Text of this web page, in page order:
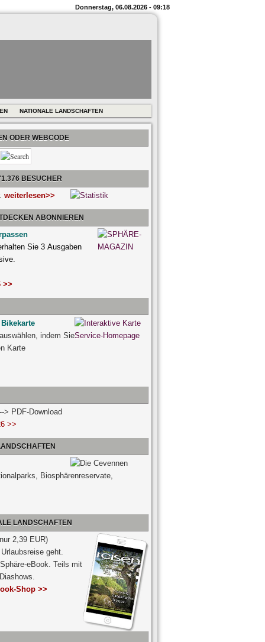
Donnerstag, 06.08.2026 - 09:18
NATIONALE LANDSCHAFTEN
ODER WEBCODE
BESUCHER
weiterlesen>>
ABONNIEREN
Sie 3 Ausgaben
>>
indem Sie
Karte
> PDF-Download
>>
Biosphärenreservate,
LANDSCHAFTEN
2,39 EUR)
geht.
eBook. Teils mit
Shop >>